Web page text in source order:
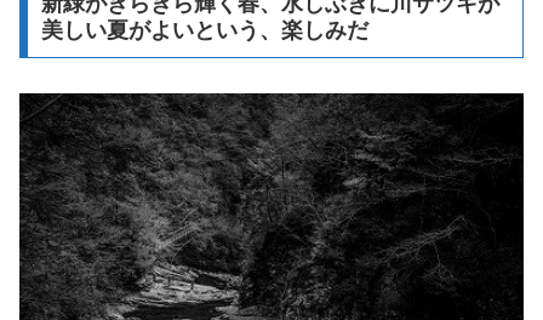
美しい夏がよいという、楽しみだ